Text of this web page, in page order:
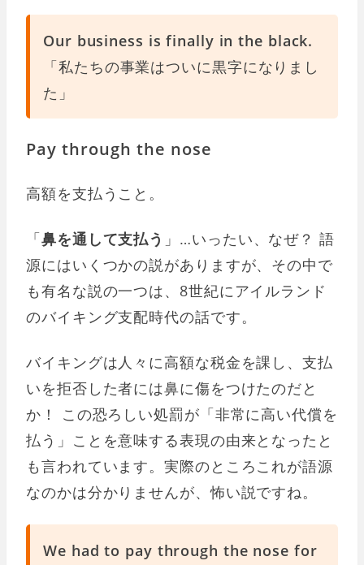
Our business is finally in the black.
「私たちの事業はついに黒字になりまし
た」
Pay through the nose
高額を支払うこと。
「鼻を通して支払う 」…いったい、なぜ？ 語
源にはいくつかの説がありますが、その中で
も有名な説の一つは、8世紀にアイルランド
のバイキング支配時代の話です。
バイキングは人々に高額な税金を課し、支払
いを拒否した者には鼻に傷をつけたのだと
か！ この恐ろしい処罰が「非常に高い代償を
払う」ことを意味する表現の由来となったと
も言われています。実際のところこれが語源
なのかは分かりませんが、怖い説ですね。
We had to pay through the nose for